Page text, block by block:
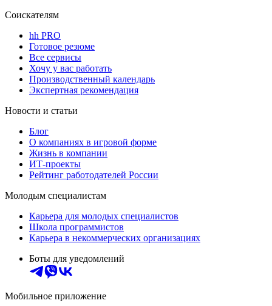
Соискателям
hh PRO
Готовое резюме
Все сервисы
Хочу у вас работать
Производственный календарь
Экспертная рекомендация
Новости и статьи
Блог
О компаниях в игровой форме
Жизнь в компании
ИТ-проекты
Рейтинг работодателей России
Молодым специалистам
Карьера для молодых специалистов
Школа программистов
Карьера в некоммерческих организациях
Боты для уведомлений
Мобильное приложение